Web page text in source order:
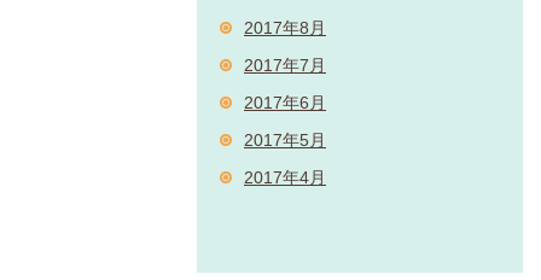
2017年8月
2017年7月
2017年6月
2017年5月
2017年4月